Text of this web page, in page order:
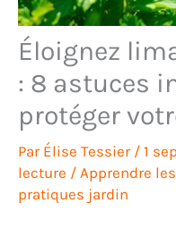
Éloignez
: 8 astuces
protéger
Par Élise Tessier / 1
lecture / Apprendre
pratiques jardin